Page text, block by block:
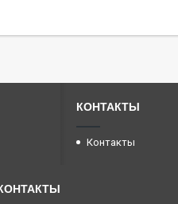
КОНТАКТЫ
Контакты